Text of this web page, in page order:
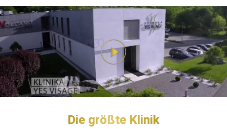
Die größte Klinik